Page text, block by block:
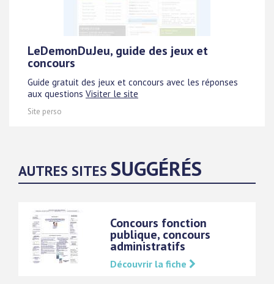
LeDemonDuJeu, guide des jeux et
concours
Guide gratuit des jeux et concours avec les réponses
aux questions Visiter le site
Site perso
AUTRES SITES SUGGÉRÉS
Concours fonction
publique, concours
administratifs
Découvrir la fiche